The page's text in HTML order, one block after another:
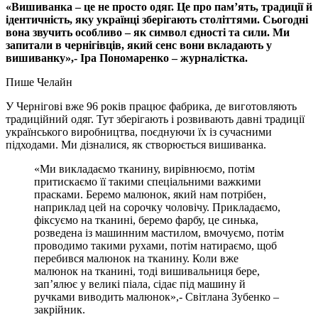
«Вишиванка – це не просто одяг. Це про пам’ять, традиції й
ідентичність, яку українці зберігають століттями. Сьогодні
вона звучить особливо – як символ єдності та сили. Ми
запитали в чернігівців, який сенс вони вкладають у
вишиванку»,- Іра Пономаренко – журналістка.
Пише Челайн
У Чернігові вже 96 років працює фабрика, де виготовляють
традиційний одяг. Тут зберігають і розвивають давні традиції
українського виробництва, поєднуючи їх із сучасними
підходами. Ми дізналися, як створюється вишиванка.
«Ми викладаємо тканину, вирівнюємо, потім
притискаємо її такими спеціальними важкими
прасками. Беремо малюнок, який нам потрібен,
наприклад цей на сорочку чоловічу. Прикладаємо,
фіксуємо на тканині, беремо фарбу, це синька,
розведена із машинним мастилом, вмочуємо, потім
проводимо такими рухами, потім натираємо, щоб
перебився малюнок на тканину. Коли вже
малюнок на тканині, тоді вишивальниця бере,
зап’ялює у великі піала, сідає під машину й
ручками виводить малюнок»,- Світлана Зубенко –
закрійник.